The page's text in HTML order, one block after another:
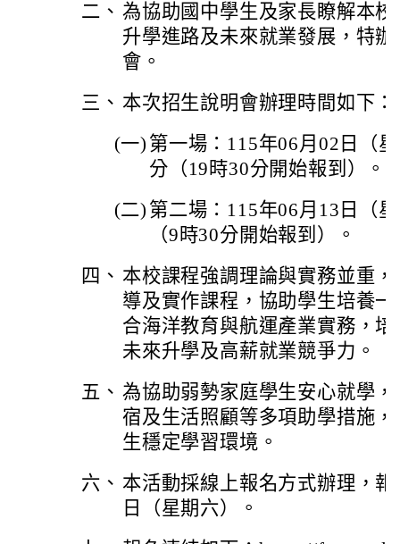
二、 為協助國中學生及家長瞭解本
升學進路及未來就業發展，特
會。
三、 本次招生說明會辦理時間如下：
(一) 第一場：115年06月02日（
分（19時30分開始報到）。
(二) 第二場：115年06月13日（
（9時30分開始報到）。
四、 本校課程強調理論與實務並重
導及實作課程，協助學生培養
合海洋教育與航運產業實務，
未來升學及高薪就業競爭力。
五、 為協助弱勢家庭學生安心就學
宿及生活照顧等多項助學措施
生穩定學習環境。
六、 本活動採線上報名方式辦理，
日（星期六）。